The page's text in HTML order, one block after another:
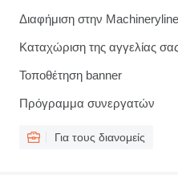
Διαφήμιση στην Machineryline
Καταχώριση της αγγελίας
Τοποθέτηση banner
Πρόγραμμα συνεργατών
Για τους διανομείς